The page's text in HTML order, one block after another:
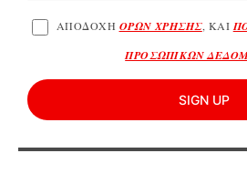
ΑΠΟΔΟΧΗ ΟΡΩΝ ΧΡΗΣΗΣ, ΚΑΙ
ΠΡΟΣΩΠΙΚΩΝ
SIGN UP